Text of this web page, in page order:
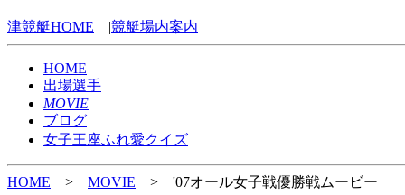
津競艇HOME |競艇場内案内
HOME
出場選手
MOVIE
ブログ
女子王座ふれ愛クイズ
HOME > MOVIE > '07オール女子戦優勝戦ムービー